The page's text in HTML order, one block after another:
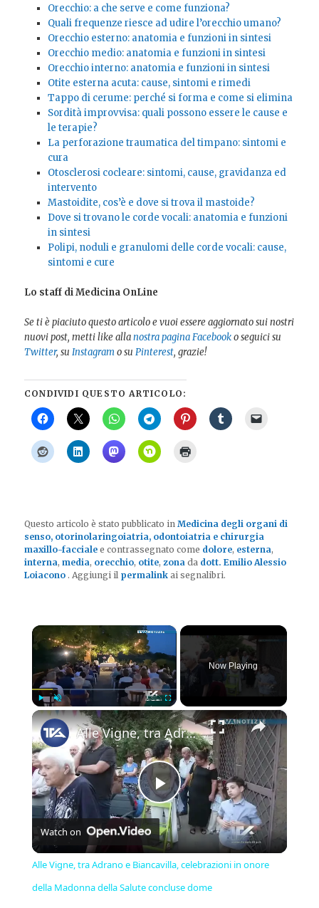
Orecchio: a che serve e come funziona?
Quali frequenze riesce ad udire l’orecchio umano?
Orecchio esterno: anatomia e funzioni in sintesi
Orecchio medio: anatomia e funzioni in sintesi
Orecchio interno: anatomia e funzioni in sintesi
Otite esterna acuta: cause, sintomi e rimedi
Tappo di cerume: perché si forma e come si elimina
Sordità improvvisa: quali possono essere le cause e
le terapie?
La perforazione traumatica del timpano: sintomi e
cura
Otosclerosi cocleare: sintomi, cause, gravidanza ed
intervento
Mastoidite, cos’è e dove si trova il mastoide?
Dove si trovano le corde vocali: anatomia e funzioni
in sintesi
Polipi, noduli e granulomi delle corde vocali: cause,
sintomi e cure
Lo staff di Medicina OnLine
Se ti è piaciuto questo articolo e vuoi essere aggiornato sui nostri
nuovi post, metti like allanostra pagina Facebooko seguici su
Twitter, suInstagramo suPinterest, grazie!
CONDIVIDI QUESTO ARTICOLO:
Questo articolo è stato pubblicato inMedicina degli organi di
senso, otorinolaringoiatria, odontoiatria e chirurgia
maxillo-facciale e contrassegnato come dolore, esterna,
interna,media, orecchio, otite, zona da dott. Emilio Alessio
Loiacono . Aggiungi il permalink ai segnalibri.
×
Play Unmute Fullscreen
Now Playing
×
Play
Video
Alle Vigne, tra Adrano e Biancavilla, celebrazioni in onore della Madonna della Salute concluse dome
Watch on
Alle Vigne, tra Adrano e Biancavilla, celebrazioni in onore
della Madonna della Salute concluse dome